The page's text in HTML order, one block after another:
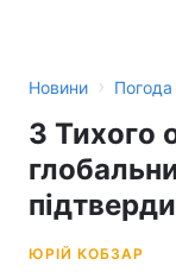
Новини › Погода
З Тихого
ЮРІЙ КОБЗАР